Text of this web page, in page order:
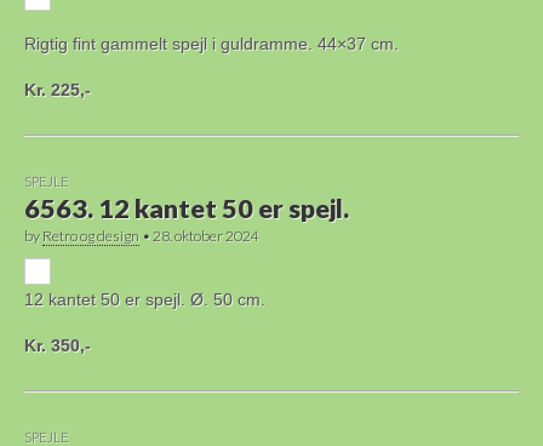
Rigtig fint gammelt spejl i guldramme. 44×37 cm.
Kr. 225,-
SPEJLE
6563. 12 kantet 50 er spejl.
byRetro og design •28. oktober 2024
12 kantet 50 er spejl. Ø. 50 cm.
Kr. 350,-
SPEJLE